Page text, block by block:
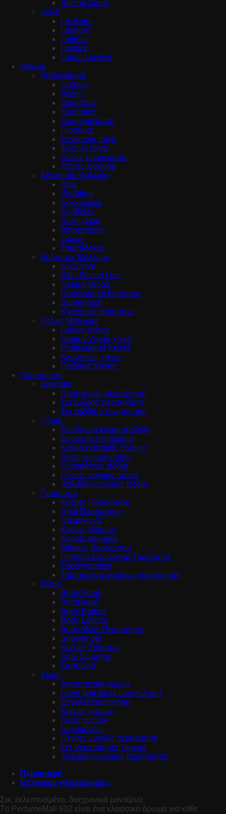
Setting Spray
Χείλη
Lip Balm
Lipgloss
Lipliner
Lipstick
Liquid Lipstick
Μαλλιά
Professional
Carbon
Αέρος
Ισιώματος
Κεραμικές
Ξεμπερδέματος
Πιρούνες
Συνθετική τρίχα
Φυσική τρίχα
Χτένες κουρέματος
Χτένες λισουάρ
Αξεσουάρ Μαλλιών
Kids
Wedding
Κοκκαλάκια
Κορδέλες
Λαστιχάκια
Μπομπάρια
Στέκες
Τσιμπιδάκια
Βούρτσες Μαλλιών
Exclusive
Kids Silicon Line
Natural Wood
Professional βούρτσες
Superbrush
Κλασσικές βούρτσες
Χτένες Μαλλιών
Luxury Χτένες
Natural Wood χτένες
Professional Χτένες
Κλασσικές χτένες
Παιδικές Χτένες
Περιποίηση
Specials
Προσφορές περιποίηση
Σετ Δώρου περιποίηση
Σετ ταξιδιού περιποίηση
Πόδια
Ενυδατική κρέμα ποδιών
Εργαλεία πεντικιούρ
Κρέμα εντατικής θρέψης
Λίμες νυχιών πόδια
Νυχοκόπτες πόδια
Πένσες νυχιών πόδια
Ψαλιδάκια νυχιών πόδια
Πρόσωπο
Κρέμες Προσώπου
Οροί Προσώπου
Ντεμακιγιάζ
Κρέμες Ματιών
Konjac sponges
Μάσκες προσώπου
Πετσέτα ντεμακιγιάζ Πρόσωπο
Σφουγγαράκια
Τσιμπιδάκια φρυδιών περιποίηση
Σώμα
Body Scrub
Αντιηλιακά
Body Butters
Body Lotions
Body Mists Περιποίηση
Shower gel
Κρέμες Σώματος
Λάδι Σώματος
Σαπούνια
Χέρια
Αντισηπτικά χεριών
Hand and Body cream 2-in-1
Εργαλεία μανικιούρ
Κρέμες χεριών
Λίμες νυχιών
Νυχοκόπτες
Πένσες νυχιών περιποίηση
Σετ περιποίησης άκρων
Ψαλιδάκια νυχιών περιποίηση
Περιγραφή
Επιπλέον πληροφορίες
Σικ, εκλεπτυσμένο, διαχρονικά μοντέρνο.
Tο PerfumeMall 832 είναι ένα κλασσικό άρωμα για κάθε